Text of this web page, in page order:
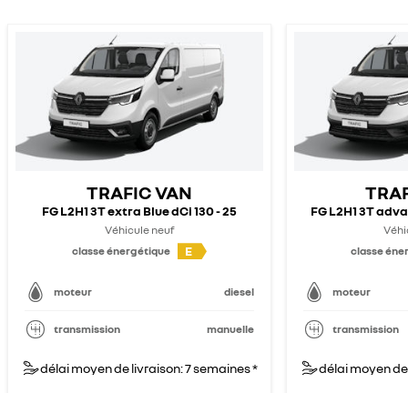
TRAFIC VAN
FG L2H1 3T extra Blue dCi 130 - 25
Véhicule neuf
classe énergétique
E
moteur diesel
transmission manuelle
délai moyen de livraison: 7 semaines *
FG L2H1 3T
classe
moteur
transmission
délai moyen